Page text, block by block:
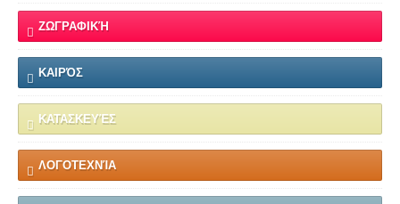
ΖΩΓΡΑΦΙΚΉ
ΚΑΙΡΌΣ
ΚΑΤΑΣΚΕΥΈΣ
ΛΟΓΟΤΕΧΝΊΑ